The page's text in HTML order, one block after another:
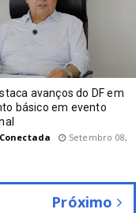
avanços do DF em
básico em evento
Setembro 08,
Próximo